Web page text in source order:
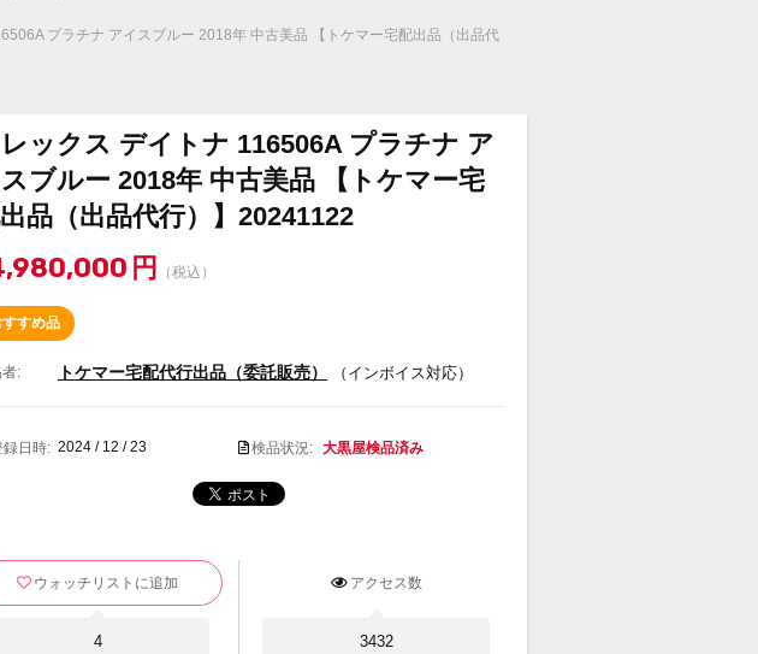
プラチナ アイスブルー 2018年 中古美品 【トケマー宅配出品（出品代
ックス デイトナ 116506A プラチナ ア
ブルー 2018年 中古美品 【トケマー宅
品（出品代行）】20241122
円 （税込）
すすめ品
: トケマー宅配代行出品（委託販売） （インボイス対応）
録日時: 2024 / 12 / 23 検品状況: 大黒屋検品済み
アクセス数
3432
ウォッチリストに追加
4